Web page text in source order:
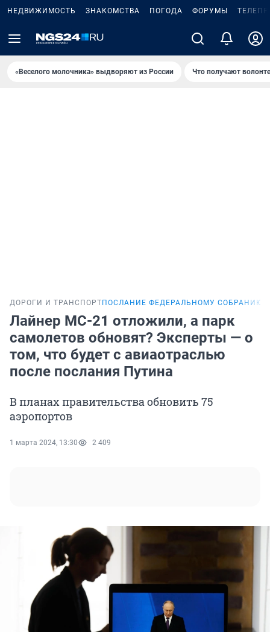
НЕДВИЖИМОСТЬ ЗНАКОМСТВА ПОГОДА ФОРУМЫ
«Веселого молочника» выдворяют из России Что получают
ДОРОГИ И ТРАНСПОРТ ПОСЛАНИЕ ФЕДЕРАЛЬНОМУ СОБРАНИЮ
Лайнер MC-21 отложили, а парк
самолетов обновят? Эксперты — о
том, что будет с авиаотраслью
после послания Путина
В планах правительства обновить 75
аэропортов
1 марта 2024, 13:30 2 409